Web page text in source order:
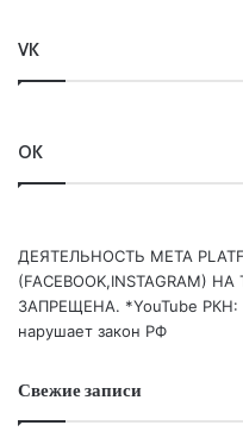
VK
OK
ДЕЯТЕЛЬНОСТЬ МЕТА
(FACEBOOK,INSTAGRAM)
ЗАПРЕЩЕНА. *YouTube РКН:
нарушает закон РФ
Свежие записи